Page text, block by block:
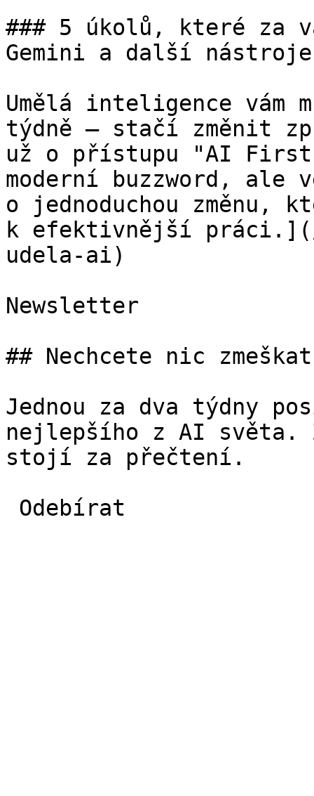
### 5 úkolů, které za
Gemini a další
Umělá inteligence vám
týdně – stačí změnit
už o přístupu "AI
moderní buzzword, ale
o jednoduchou změnu,
k efektivnější
udela-ai)
Newsletter
## Nechcete nic
Jednou za dva týdny
nejlepšího z AI světa.
stojí za přečtení.